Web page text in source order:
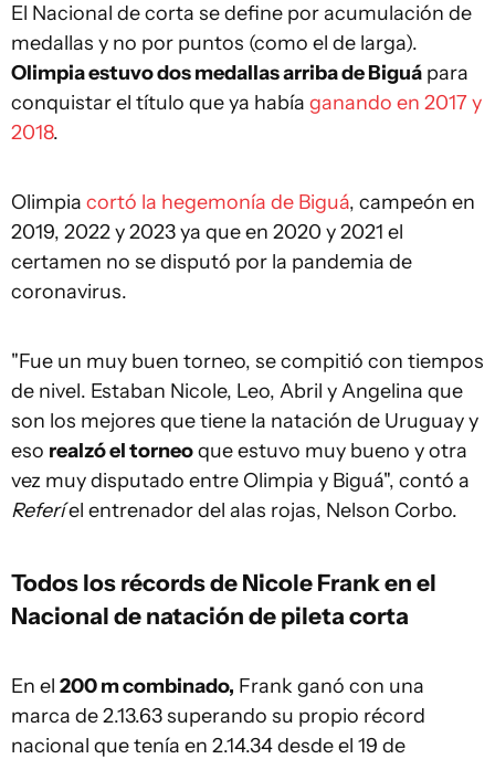
El Nacional de corta se define por acumulación de
medallas y no por puntos (como el de larga).
Olimpia estuvo dos medallas arriba de Biguá para
conquistar el título que ya había ganando en 2017 y
2018.
Olimpia cortó la hegemonía de Biguá, campeón en
2019, 2022 y 2023 ya que en 2020 y 2021 el
certamen no se disputó por la pandemia de
coronavirus.
"Fue un muy buen torneo, se compitió con tiempos
de nivel. Estaban Nicole, Leo, Abril y Angelina que
son los mejores que tiene la natación de Uruguay y
eso realzó el torneoque estuvo muy bueno y otra
vez muy disputado entre Olimpia y Biguá", contó a
Referíel entrenador del alas rojas, Nelson Corbo.
Todos los récords de Nicole Frank en el
Nacional de natación de pileta corta
En el 200 m combinado, Frank ganó con una
marca de 2.13.63 superando su propio récord
nacional que tenía en 2.14.34 desde el 19 de